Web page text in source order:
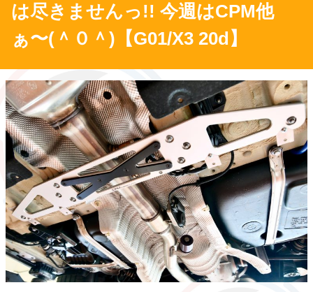
は尽きませんっ!! 今週はCPM他
ぁ〜(＾０＾)【G01/X3 20d】